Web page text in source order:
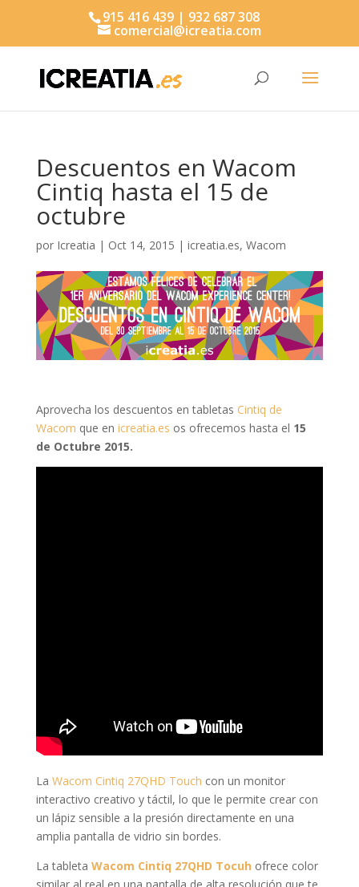
915 416 439 | 932 687 308
comercial@icreatia.com
Descuentos en Wacom
Cintiq hasta el 15 de
octubre
por Icreatia | Oct 14, 2015 | icreatia.es, Wacom
Aprovecha los descuentos en tabletas Cintiq de
Wacom que en icreatia.es os ofrecemos hasta el 15
de Octubre 2015.
La Wacom Cintiq 27QHD Touch con un monitor
interactivo creativo y táctil, lo que le permite crear con
un lápiz sensible a la presión directamente en una
amplia pantalla de vidrio sin bordes.
La tableta Wacom Cintiq 27QHD Tocuh ofrece color